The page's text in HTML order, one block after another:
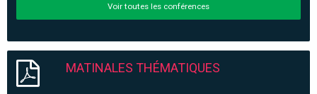
Voir toutes les conférences
MATINALES THÉMATIQUES